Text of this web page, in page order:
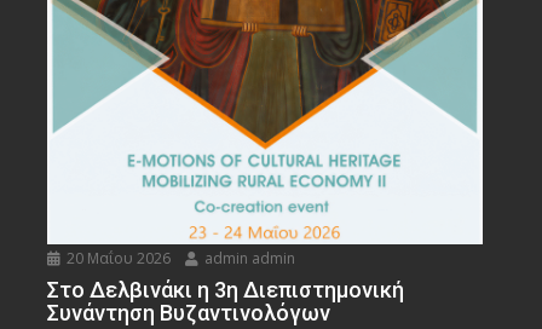
20 Μαΐου 2026 admin admin
Στο Δελβινάκι η 3η Διεπιστημονική
Συνάντηση Βυζαντινολόγων